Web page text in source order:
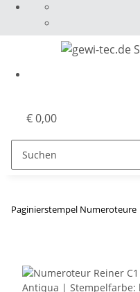
€ 0,00
Paginierstempel Numeroteure